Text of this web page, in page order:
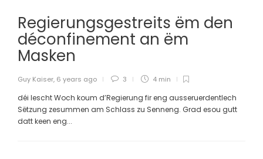
Regierungsgestreits ëm den
déconfinement an ëm
Masken
Guy Kaiser, 6 years ago 3 4 min
déi lescht Woch koum d’Regierung fir eng ausseruerdentlech
Sëtzung zesummen am Schlass zu Senneng. Grad esou gutt
datt keen eng...